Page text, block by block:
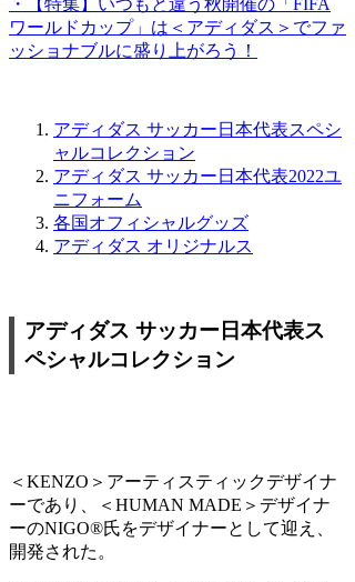
ワールドカップ」は＜アディダス＞でファ
ッショナブルに盛り上がろう！
アディダス サッカー日本代表スペシ
ャルコレクション
アディダス サッカー日本代表2022ユ
ニフォーム
各国オフィシャルグッズ
アディダス オリジナルス
アディダス サッカー日本代表ス
ペシャルコレクション
＜KENZO＞アーティスティックデザイナ
ーであり、＜HUMAN MADE＞デザイナ
ーのNIGO®氏をデザイナーとして迎え、
開発された。